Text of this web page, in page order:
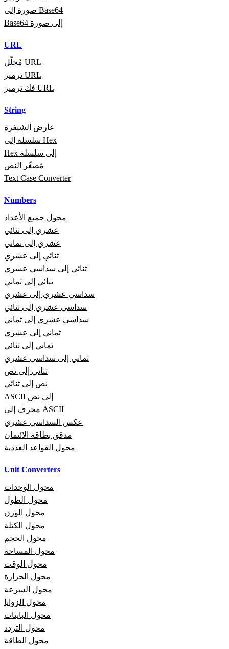
صورة إلى Base64
Base64 إلى صورة
URL
مُحلّل URL
ترميز URL
فك ترميز URL
String
عارض الشيفرة
سلسلة إلى Hex
Hex إلى سلسلة
مُصغّر النص
Text Case Converter
Numbers
محول جميع الأعداد
عشري إلى ثنائي
عشري إلى ثماني
ثنائي إلى عشري
ثنائي إلى سداسي عشري
ثنائي إلى ثماني
سداسي عشري إلى عشري
سداسي عشري إلى ثنائي
سداسي عشري إلى ثماني
ثماني إلى عشري
ثماني إلى ثنائي
ثماني إلى سداسي عشري
ثنائي إلى نص
نص إلى ثنائي
ASCII إلى نص
محرف إلى ASCII
عكس السداسي عشري
مدقق بطاقة الائتمان
محول القواعد العددية
Unit Converters
محول الوحدات
محول الطول
محول الوزن
محول الكتلة
محول الحجم
محول المساحة
محول الوقت
محول الحرارة
محول السرعة
محول الزوايا
محول البايتات
محول التردد
محول الطاقة